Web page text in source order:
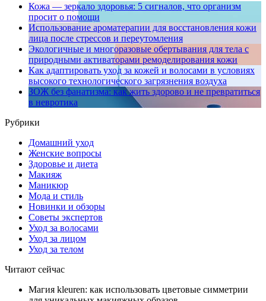
Кожа — зеркало здоровья: 5 сигналов, что организм
просит о помощи
Использование ароматерапии для восстановления кожи
лица после стрессов и переутомления
Экологичные и многоразовые обертывания для тела с
природными активаторами ремоделирования кожи
Как адаптировать уход за кожей и волосами в условиях
высокого технологического загрязнения воздуха
ЗОЖ без фанатизма: как жить здорово и не превратиться
в невротика
Рубрики
Домашний уход
Женские вопросы
Здоровье и диета
Макияж
Маникюр
Мода и стиль
Новинки и обзоры
Советы экспертов
Уход за волосами
Уход за лицом
Уход за телом
Читают сейчас
Магия kleuren: как использовать цветовые симметрии